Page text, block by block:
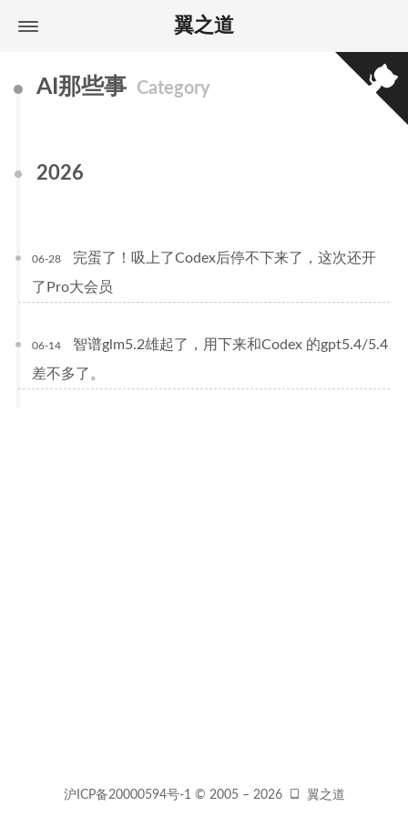
翼之道
AI那些事 Category
2026
06-28
完蛋了！吸上了Codex后停不下来了，这次还开
了Pro大会员
06-14
智谱glm5.2雄起了，用下来和Codex 的gpt5.4/5.4
差不多了。
沪ICP备20000594号-1 © 2005 – 2026 翼之道